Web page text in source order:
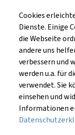
Die Kaack
Agrarterminbörsen.
Kaack
Am Markt 8
49661 Cloppenburg
Cookies
Dienste. Einige
die Webseite
andere uns
verbessern und
werden u.a. für
verwendet. Sie
einsehen und
Informationen